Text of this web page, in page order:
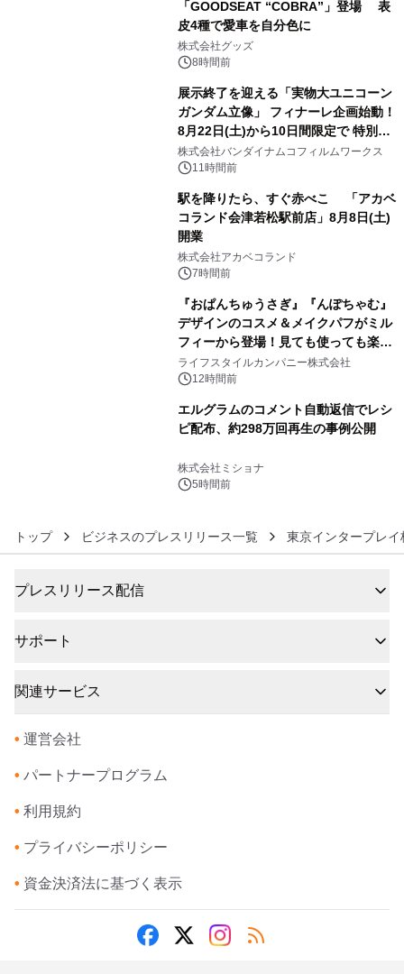
「GOODSEAT “COBRA”」登場 表
皮4種で愛車を自分色に
株式会社グッズ
8時間前
展示終了を迎える「実物大ユニコーン
ガンダム立像」 フィナーレ企画始動！
8月22日(土)から10日間限定で 特別映
像『UNICORN GUNDAM Statue ―
BEYOND POSSIBILITY ―』を上映！
株式会社バンダイナムコフィルムワークス
11時間前
駅を降りたら、すぐ赤べこ 「アカベ
コランド会津若松駅前店」8月8日(土)
開業
株式会社アカベコランド
7時間前
『おぱんちゅうさぎ』『んぽちゃむ』
デザインのコスメ＆メイクパフがミル
フィーから登場！見ても使っても楽し
い、ポップでキュートなコレクショ
ン。
ライフスタイルカンパニー株式会社
12時間前
エルグラムのコメント自動返信でレシ
ピ配布、約298万回再生の事例公開
株式会社ミショナ
5時間前
トップ ビジネスのプレスリリース一覧 東京インタープレイ
プレスリリース配信
サポート
関連サービス
• 運営会社
• パートナープログラム
• 利用規約
• プライバシーポリシー
• 資金決済法に基づく表示